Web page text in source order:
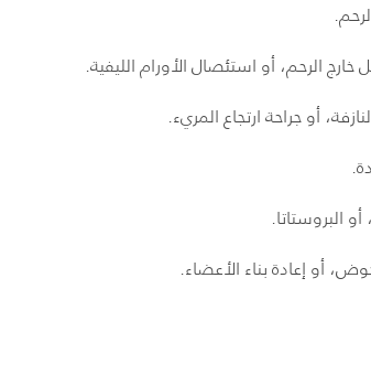
الرحم، أو استئصال الأورام الليفية.
أو جراحة ارتجاع المريء.
البروستاتا.
أو إعادة بناء الأعضاء.